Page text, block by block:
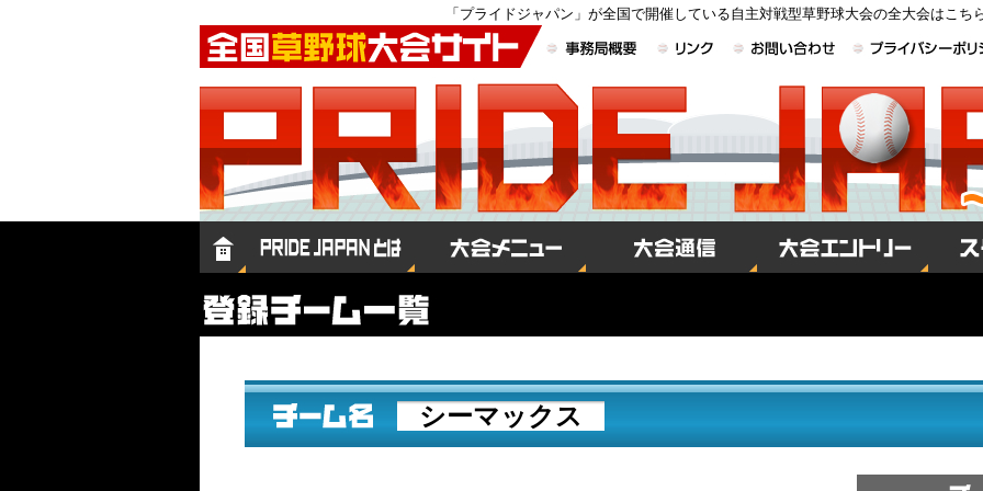
「プライドジャパン」が全国で開催している自主対戦型草野球大会の全大会はこち
シーマックス